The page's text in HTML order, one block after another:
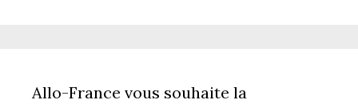
Allo-France vous souhaite la